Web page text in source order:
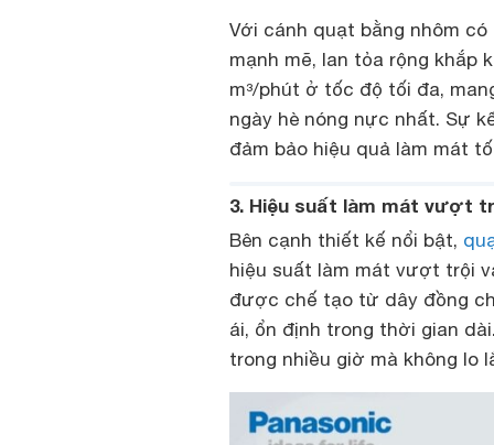
Với cánh quạt bằng nhôm
mạnh mẽ, lan tỏa rộng khắp
m³/phút ở tốc độ tối đa,
ngày hè nóng nực nhất. Sự
đảm bảo hiệu quả làm mát
3. Hiệu suất làm mát vượt
Bên cạnh thiết kế nổi bật,
hiệu suất làm mát vượt trội
được chế tạo từ dây đồng
ái, ổn định trong thời gian
trong nhiều giờ mà không lo